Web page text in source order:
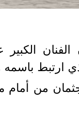
الفنان
ارتبط باسمه
من أمام